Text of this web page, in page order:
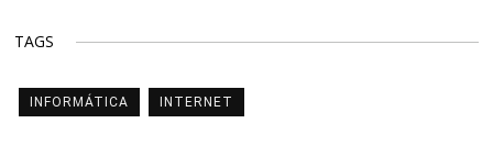
TAGS
INFORMÁTICA INTERNET